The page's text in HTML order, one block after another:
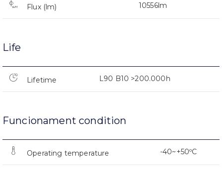
Flux (lm) 10556lm
Life
Lifetime L90 B10 >200.000h
Funcionament condition
Operating temperature -40~+50ºC